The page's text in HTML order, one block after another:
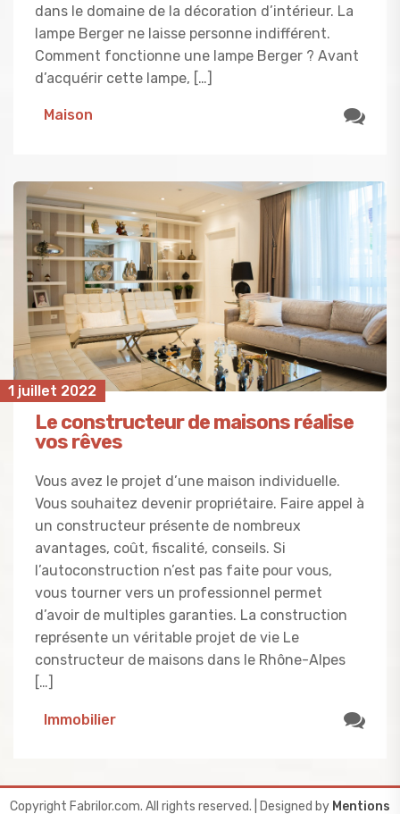
dans le domaine de la décoration d’intérieur. La
lampe Berger ne laisse personne indifférent.
Comment fonctionne une lampe Berger ? Avant
d’acquérir cette lampe, […]
Maison
1 juillet 2022
Le constructeur de maisons réalise
vos rêves
Vous avez le projet d’une maison individuelle.
Vous souhaitez devenir propriétaire. Faire appel à
un constructeur présente de nombreux
avantages, coût, fiscalité, conseils. Si
l’autoconstruction n’est pas faite pour vous,
vous tourner vers un professionnel permet
d’avoir de multiples garanties. La construction
représente un véritable projet de vie Le
constructeur de maisons dans le Rhône-Alpes
[…]
Immobilier
Copyright Fabrilor.com. All rights reserved. | Designed by Mentions